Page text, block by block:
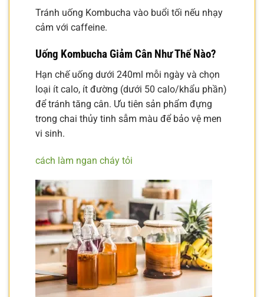
Tránh uống Kombucha vào buổi tối nếu nhạy
cảm với caffeine.
Uống Kombucha Giảm Cân Như Thế Nào?
Hạn chế uống dưới 240ml mỗi ngày và chọn
loại ít calo, ít đường (dưới 50 calo/khẩu phần)
để tránh tăng cân. Ưu tiên sản phẩm đựng
trong chai thủy tinh sẫm màu để bảo vệ men
vi sinh.
cách làm ngan cháy tỏi